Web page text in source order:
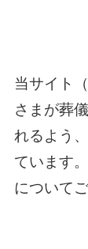
当サイト
さまが葬
れるよう
ています
について